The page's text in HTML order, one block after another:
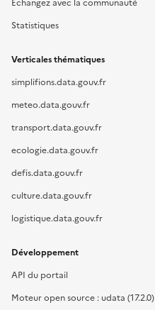
Échangez avec la communauté
Statistiques
Verticales thématiques
simplifions.data.gouv.fr
meteo.data.gouv.fr
transport.data.gouv.fr
ecologie.data.gouv.fr
defis.data.gouv.fr
culture.data.gouv.fr
logistique.data.gouv.fr
Développement
API du portail
Moteur open source : udata (17.2.0)